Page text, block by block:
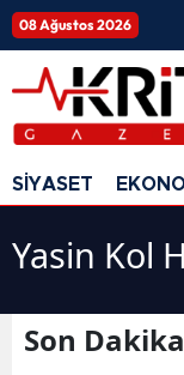
08 Ağustos 2026
SİYASET
Yasin Kol
Son